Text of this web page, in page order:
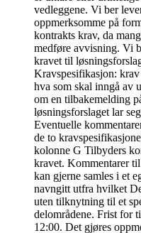
vedleggene. Vi ber
oppmerksomme på
kontrakts krav, da
medføre avvisning. Vi
kravet til
Kravspesifikasjon:
hva som skal inngå av
om en tilbakemelding
løsningsforslaget lar
Eventuelle
de to
kolonne G Tilbyders
kravet. Kommentarer
kan gjerne samles i et
navngitt utfra hvilket
uten tilknytning til et
delområdene. Frist for
12:00. Det gjøres